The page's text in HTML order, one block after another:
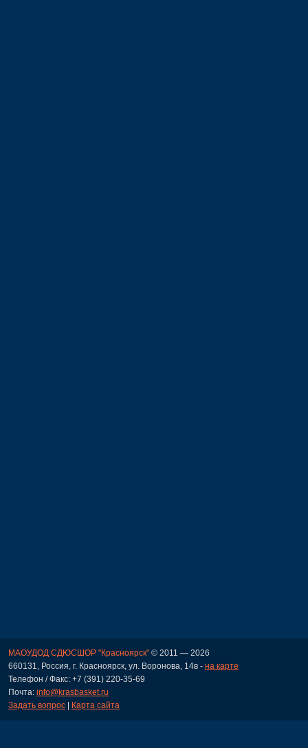
МАОУДОД СДЮСШОР "Красноярск" © 2011 — 2026
660131, Россия, г. Красноярск, ул. Воронова, 14в - на карте
Телефон / Факс: +7 (391) 220-35-69
Почта: info@krasbasket.ru
Задать вопрос | Карта сайта